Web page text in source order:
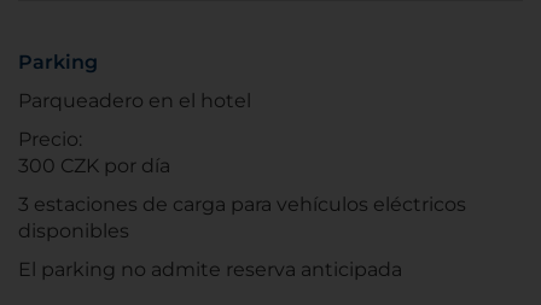
Parking
Parqueadero en el hotel
Precio:
300 CZK por día
3 estaciones de carga para vehículos eléctricos
disponibles
El parking no admite reserva anticipada